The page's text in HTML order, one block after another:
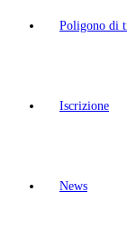
Poligono di
Iscrizione
News